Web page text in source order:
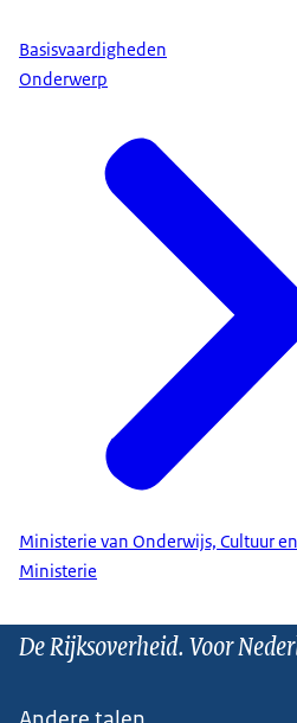
Basisvaardigheden
Onderwerp
Ministerie van Onderwijs, Cultuur
Ministerie
De Rijksoverheid. Voor